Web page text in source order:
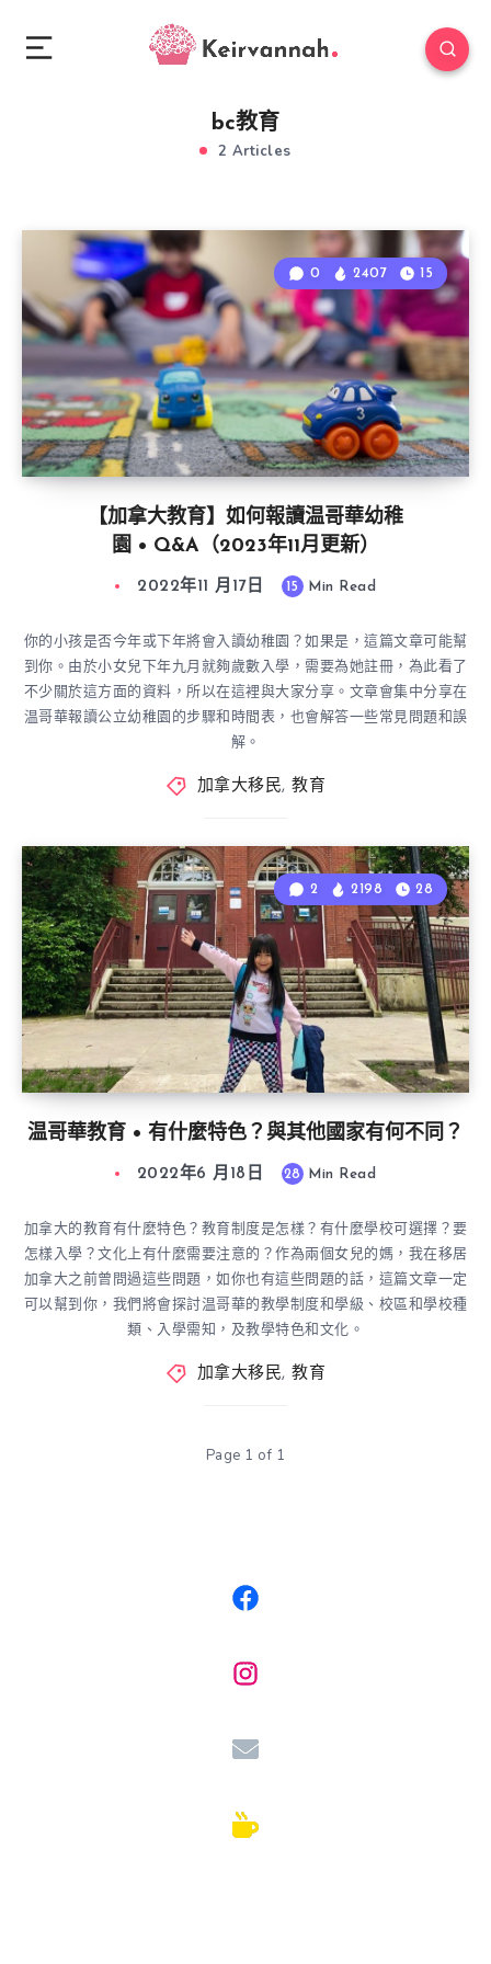
bc教育
2 Articles
【加拿大教育】如何報讀温哥華幼稚
園 • Q&A（2023年11月更新）
0 2407 15
2022年11 月17日 15 Min Read
你的小孩是否今年或下年將會入讀幼稚園？如果是，這篇文章可能幫
到你。由於小女兒下年九月就夠歲數入學，需要為她註冊，為此看了
不少關於這方面的資料，所以在這裡與大家分享。文章會集中分享在
温哥華報讀公立幼稚園的步驟和時間表，也會解答一些常見問題和誤
解。
加拿大移民, 教育
温哥華教育 • 有什麼特色？與其他國家有何不同？
2 2198 28
2022年6 月18日 28 Min Read
加拿大的教育有什麼特色？教育制度是怎樣？有什麼學校可選擇？要
怎樣入學？文化上有什麼需要注意的？作為兩個女兒的媽，我在移居
加拿大之前曾問過這些問題，如你也有這些問題的話，這篇文章一定
可以幫到你，我們將會探討温哥華的教學制度和學級、校區和學校種
類、入學需知，及教學特色和文化。
加拿大移民, 教育
Page 1 of 1